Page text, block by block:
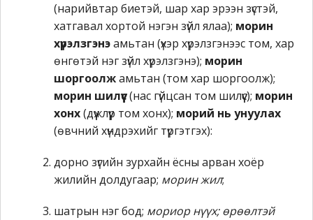
(нарийвтар биетэй, шар хар эрээн зүстэй,
хатгавал хортой нэгэн зүйл ялаа); морин
хүрэлзгэнэамьтан (үхэр хүрэлзгэнээс том, хар
өнгөтэй нэг зүйл хүрэлзгэнэ); морин
шоргоолжамьтан (том хар шоргоолж);
морин шилүүс(нас гүйцсан том шилүүс); морин
хонх(дүүжлүүр том хонх); морий нь унуулах
(өвчний хүндрэхийг түргэтгэх):
дорно зүгийн зурхайн ёсны арван хоёр
жилийн долдугаар; морин жил;
шатрын нэг бод; мориор нүүх; өрөөлтэй